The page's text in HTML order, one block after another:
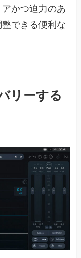
かつ迫力のあ
できる便利な
リーする